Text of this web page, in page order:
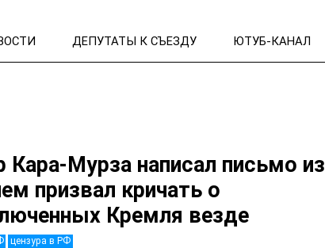
ДЕПУТАТЫ К СЪЕЗДУ ЮТУБ-КАНАЛ
Кара-Мурза написал письмо из
призвал кричать о
Кремля везде
цензура в РФ